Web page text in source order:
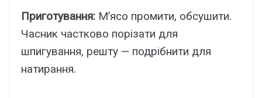
Приготування: М’ясо промити, обсушити.
Часник частково порізати для
шпигування, решту — подрібнити для
натирання.